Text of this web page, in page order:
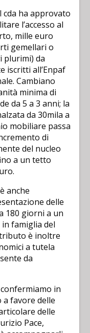
cda ha approvato
l’accesso al
mille euro
gemellari o
plurimi) da
iscritti all’Enpaf
Cambiano
minima di
da 5 a 3 anni; la
da 30mila a
mobiliare passa
di
del nucleo
a un tetto
anche
delle
180 giorni a un
famiglia del
è inoltre
a tutela
da
in
favore delle
delle
Pace,